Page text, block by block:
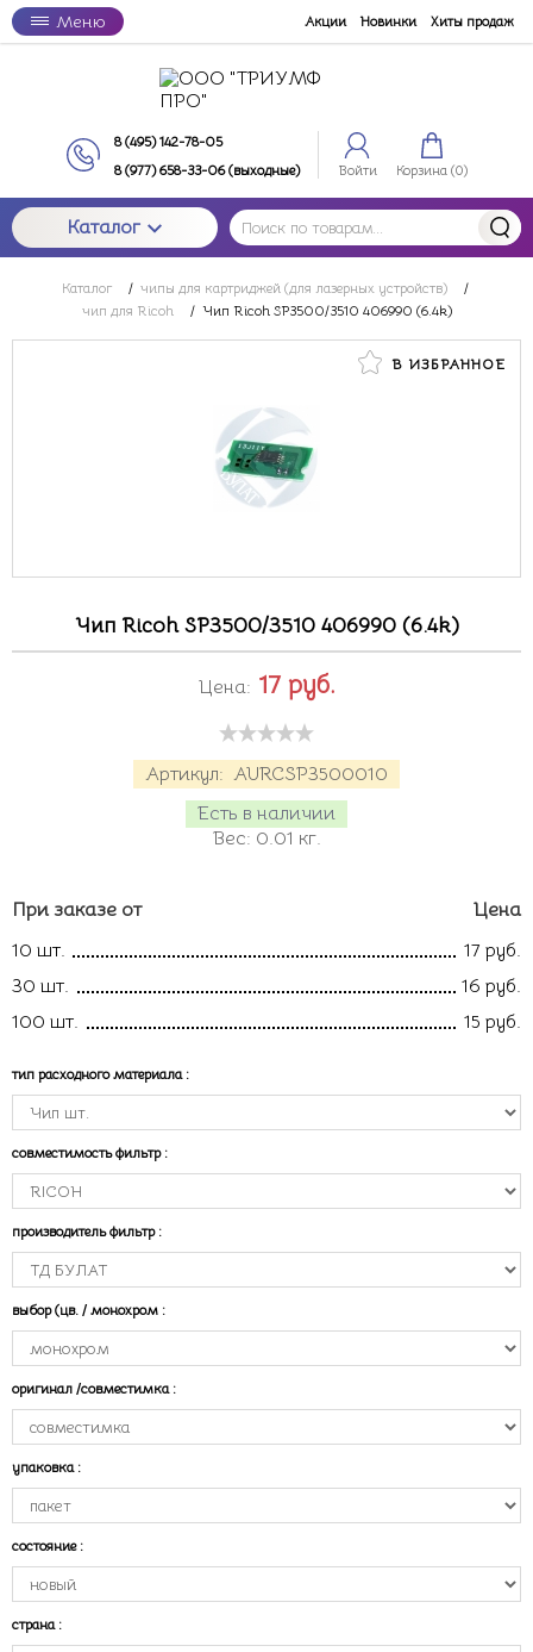
Меню Акции Новинки Хиты продаж
8 (495) 142-78-05
8 (977) 658-33-06 (выходные)
Войти Корзина (0)
Каталог
Каталог / чипы для картриджей (для лазерных устройств)
/
чип для Ricoh
/ Чип Ricoh SP3500/3510 406990 (6.4k)
В ИЗБРАННОЕ
Чип Ricoh SP3500/3510 406990 (6.4k)
Артикул: AURCSP3500010
Есть в наличии
Вес: 0.01 кг.
Цена: 17 руб.
При заказе от
Цена
10 шт.
17 руб.
30 шт.
16 руб.
100 шт.
15 руб.
тип расходного материала :
совместимость фильтр :
производитель фильтр :
выбор (цв. / монохром :
оригинал /совместимка :
упаковка :
состояние :
страна :